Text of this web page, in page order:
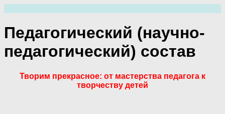
содержимому
Педагогический (научно-
педагогический) состав
Творим прекрасное: от мастерства педагога к
творчеству детей